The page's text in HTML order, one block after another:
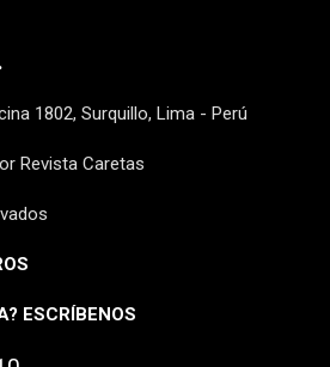
1802, Surquillo, Lima - Perú
Revista Caretas
ESCRÍBENOS